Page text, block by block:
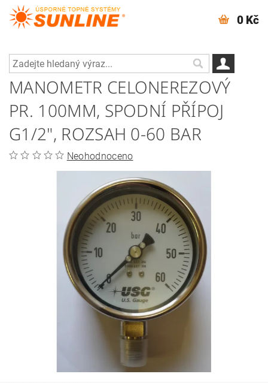
0 Kč
MANOMETR CELONEREZOVÝ
PR. 100MM, SPODNÍ PŘÍPOJ
G1/2", ROZSAH 0-60 BAR
Neohodnoceno